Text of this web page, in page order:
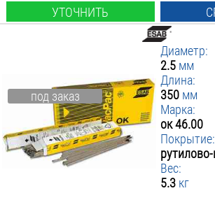
УТОЧНИТЬ
под заказ
Диаметр:
2.5 мм
Длина:
350 мм
Марка:
ок 46.00
Покрытие:
Вес:
5.3 кг